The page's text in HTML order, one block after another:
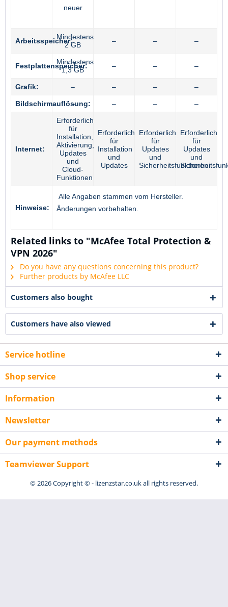
neuer
Arbeitsspeicher:Mindestens
2 GB
– – –
Festplattenspeicher:
Mindestens
1,3 GB
– – –
Grafik: – – – –
Bildschirmauflösung:
– – – –
Internet:
Erforderlich
für
Installation,
Aktivierung,
Updates
und
Cloud-
Funktionen
Erforderlich
für
Installation
und
Updates
Erforderlich
für
Updates
und
Sicherheitsfunktionen
Erforderlich
für
Updates
und
Hinweise:
Alle Angaben stammen vom Hersteller.
Änderungen vorbehalten.
Related links to "McAfee Total Protection &
VPN 2026"
Do you have any questions concerning this product?
Further products by McAfee LLC
Customers also bought
Customers have also viewed
Service hotline
Shop service
Information
Newsletter
Our payment methods
Teamviewer Support
© 2026 Copyright © - lizenzstar.co.uk all rights reserved.